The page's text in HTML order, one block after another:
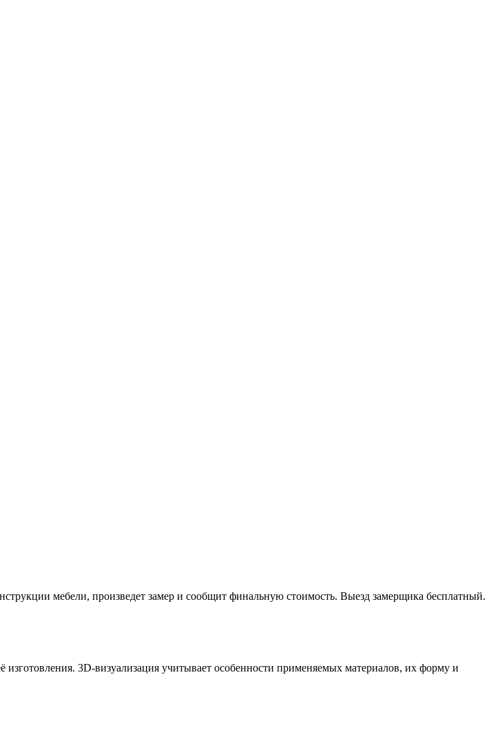
мебели, произведет замер и сообщит финальную стоимость. Выезд замерщика бесплатный.
изготовления. 3D-визуализация учитывает особенности применяемых материалов, их форму и